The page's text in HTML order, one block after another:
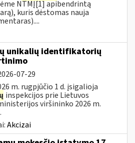
NTMĮ[1] apibendrintą
kuris dėstomas nauja
unikalių identifikatorių
07-29
m. rugpjūčio 1 d. įsigalioja
inspekcijos prie Lietuvos
viršininko 2026 m.
Akcizai